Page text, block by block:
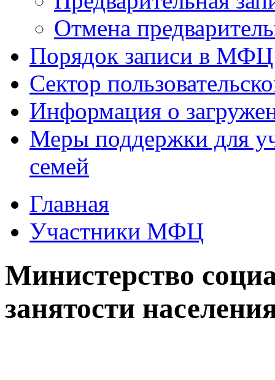
Отмена
Порядок записи в МФЦ
Сектор
Информация о
Меры поддержки для
семей
Главная
Участники МФЦ
Министерство
занятости